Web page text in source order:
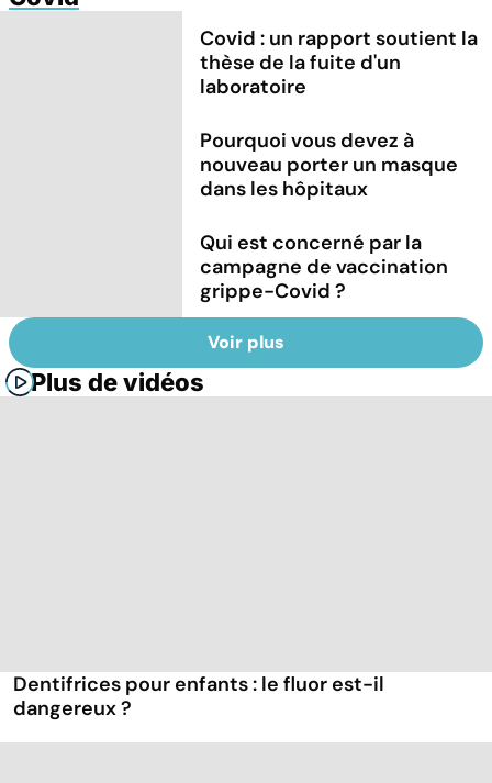
Covid : un rapport soutient la
thèse de la fuite d'un
laboratoire
Pourquoi vous devez à
nouveau porter un masque
dans les hôpitaux
Qui est concerné par la
campagne de vaccination
grippe-Covid ?
Voir plus
Plus de vidéos
Dentifrices pour enfants : le fluor est-il
dangereux ?